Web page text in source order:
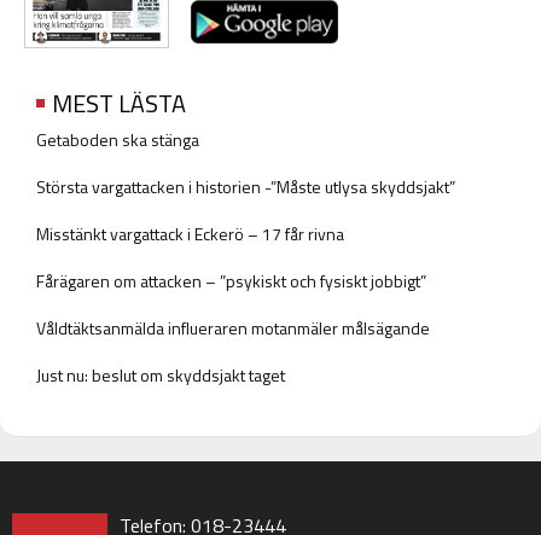
MEST LÄSTA
Getaboden ska stänga
Största vargattacken i historien -”Måste utlysa skyddsjakt”
Misstänkt vargattack i Eckerö – 17 får rivna
Fårägaren om attacken – ”psykiskt och fysiskt jobbigt”
Våldtäktsanmälda influeraren motanmäler målsägande
Just nu: beslut om skyddsjakt taget
Telefon: 018-23444